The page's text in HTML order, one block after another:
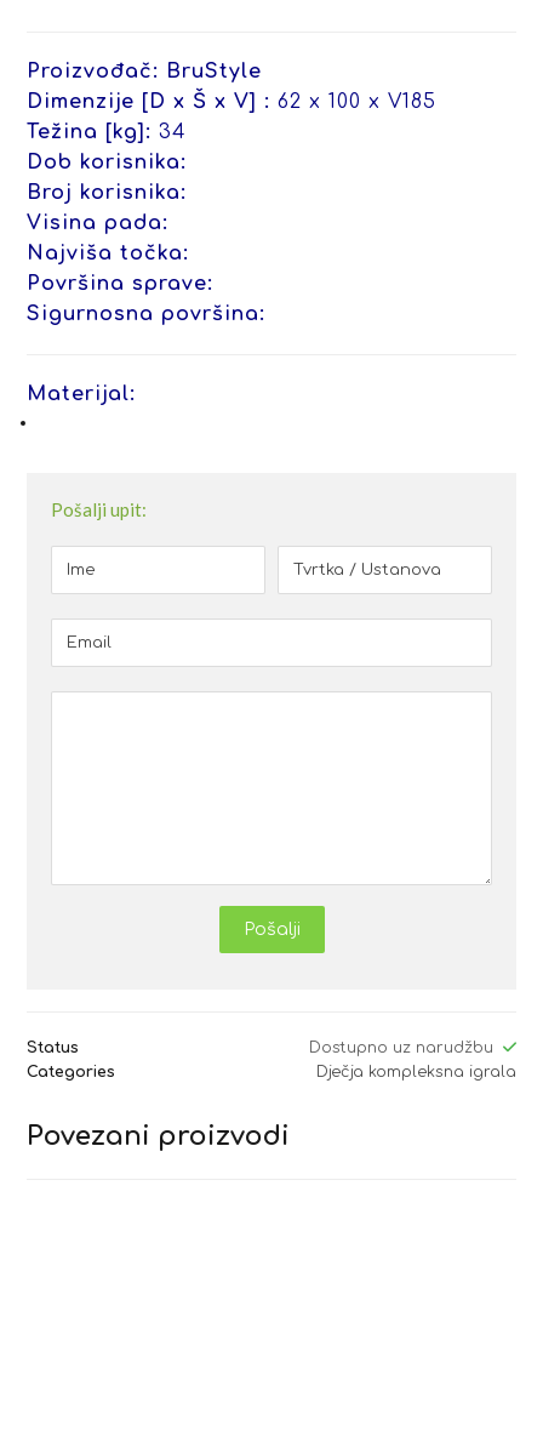
Proizvođač:
BruStyle
Dimenzije [D x Š x V] : 62 x 100 x V185
Težina [kg]: 34
Dob korisnika:
Broj korisnika:
Visina pada:
Najviša točka:
Površina sprave:
Sigurnosna površina:
Materijal:
Pošalji upit:
Pošalji
Status
Dostupno uz narudžbu
Categories
Dječja kompleksna igrala
Povezani proizvodi